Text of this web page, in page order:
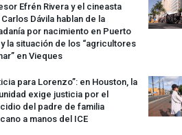
Efrén Rivera y el cineasta
Dávila hablan de la
por nacimiento en Puerto
la situación de los “agricultores
en Vieques
para Lorenzo”: en Houston, la
exige justicia por el
del padre de familia
a manos del ICE